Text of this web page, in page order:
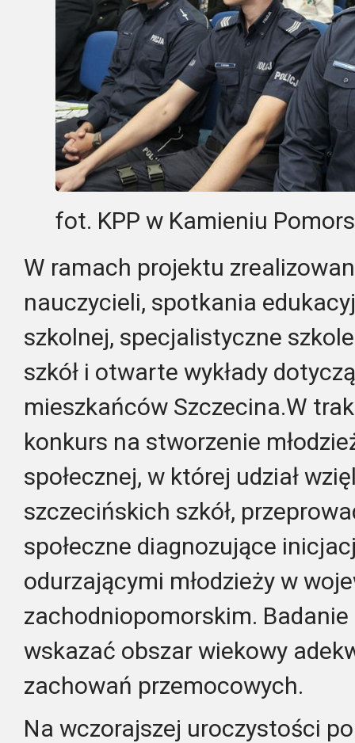
fot. KPP w Kamieniu
W ramach projektu
nauczycieli, spotkania
szkolnej, specjalistyczne
szkół i otwarte wykłady
mieszkańców Szczecina.W
konkurs na stworzenie
społecznej, w której udział
szczecińskich szkół,
społeczne diagnozujące
odurzającymi młodzieży w
zachodniopomorskim. Badanie
wskazać obszar wiekowy
zachowań przemocowych.
Na wczorajszej uroczystości